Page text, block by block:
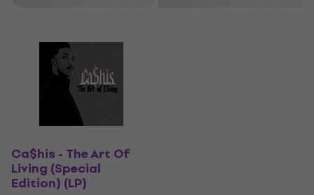
Ca$his - The Art Of
Living (Special
Edition) (LP)